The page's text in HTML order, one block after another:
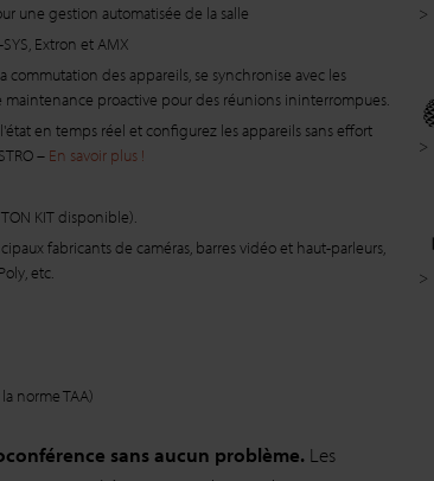
une gestion automatisée de la salle
Extron et AMX
commutation des appareils, se synchronise avec les
proactive pour des réunions ininterrompues.
en temps réel et configurez les appareils sans effort
– En savoir plus !
KIT disponible).
fabricants de caméras, barres vidéo et haut-parleurs,
etc.
norme TAA)
sans aucun problème. Les
>
>
>